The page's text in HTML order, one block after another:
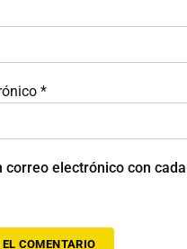
*
correo electrónico con